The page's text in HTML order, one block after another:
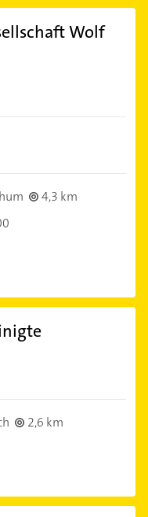
Wolf
4,3 km
2,6 km